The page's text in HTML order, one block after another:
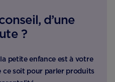
d’une
?
petite enfance est à votre
soit pour parler produits